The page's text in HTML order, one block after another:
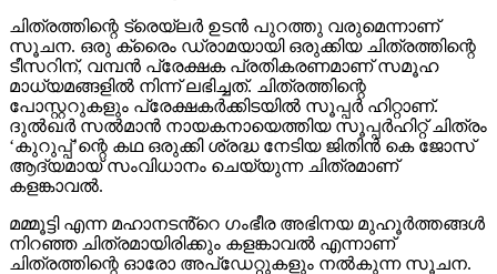
ചിത്രത്തിന്റെ ട്രെയ്‌ലർ ഉടൻ പുറത്തു വരുമെന്നാണ്
സൂചന. ഒരു ക്രൈം ഡ്രാമയായി ഒരുക്കിയ ചിത്രത്തിന്റെ
ടീസറിന്, വമ്പൻ പ്രേക്ഷക പ്രതികരണമാണ് സമൂഹ
മാധ്യമങ്ങളിൽ നിന്ന് ലഭിച്ചത്. ചിത്രത്തിന്റെ
പോസ്റ്ററുകളും പ്രേക്ഷകർക്കിടയിൽ സൂപ്പർ ഹിറ്റാണ്.
ദുൽഖർ സൽമാൻ നായകനായെത്തിയ സൂപ്പർഹിറ്റ് ചിത്രം
‘കുറുപ്പ്’ന്റെ കഥ ഒരുക്കി ശ്രദ്ധ നേടിയ ജിതിൻ കെ ജോസ്
ആദ്യമായ് സംവിധാനം ചെയ്യുന്ന ചിത്രമാണ്
കളങ്കാവൽ.
മമ്മൂട്ടി എന്ന മഹാനടൻ്റെ ഗംഭീര അഭിനയ മുഹൂർത്തങ്ങൾ
നിറഞ്ഞ ചിത്രമായിരിക്കും കളങ്കാവൽ എന്നാണ്
ചിത്രത്തിന്റെ ഓരോ അപ്‌ഡേറ്റുകളും നൽകുന്ന സൂചന.